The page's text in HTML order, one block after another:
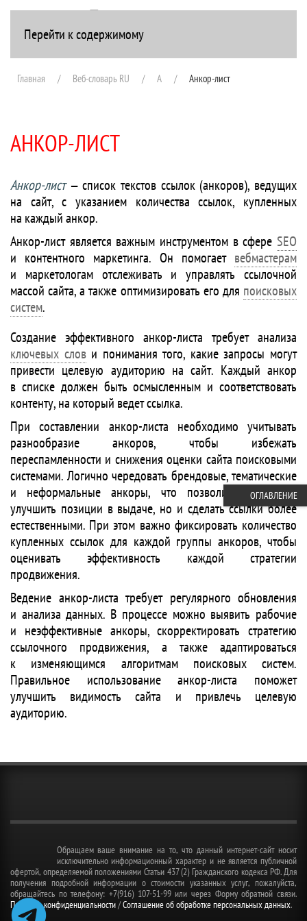
Перейти к содержимому+7(916) 107-51-99
Главная Веб-словарь RU А Анкор-лист
АНКОР-ЛИСТ
Анкор-лист— список текстов ссылок (анкоров), ведущих
на сайт, с указанием количества ссылок, купленных
на каждый анкор.
Анкор-лист является важным инструментом в сфере SEO
и контентного маркетинга. Он помогает вебмастерам
и маркетологам отслеживать и управлять ссылочной
массой сайта, а также оптимизировать его для поисковых
систем.
Создание эффективного анкор-листа требует анализа
ключевых слови понимания того, какие запросы могут
привести целевую аудиторию на сайт. Каждый анкор
в списке должен быть осмысленным и соответствовать
контенту, на который ведет ссылка.
При составлении анкор-листа необходимо учитывать
разнообразие анкоров, чтобы избежать
переспамленности и снижения оценки сайта поисковыми
системами. Логично чередовать брендовые, тематические
и неформальные анкоры, что позволит не только
улучшить позиции в выдаче, но и сделать ссылки более
естественными. При этом важно фиксировать количество
купленных ссылок для каждой группы анкоров, чтобы
оценивать эффективность каждой стратегии
продвижения.
Ведение анкор-листа требует регулярного обновления
и анализа данных. В процессе можно выявить рабочие
и неэффективные анкоры, скорректировать стратегию
ссылочного продвижения, а также адаптироваться
к изменяющимся алгоритмам поисковых систем.
Правильное использование анкор-листа поможет
улучшить видимость сайта и привлечь целевую
аудиторию.
Обращаем ваше внимание на то, что данный интернет-сайт носит
исключительно информационный характер и не является публичной
офертой, определяемой положениями Статьи 437 (2) Гражданского кодекса РФ. Для
получения подробной информации о стоимости указанных услуг, пожалуйста,
обращайтесь по телефону: +7(916) 107-51-99 или через Форму обратной связи.
Политика конфиденциальности/Соглашение об обработке персональных данных.
ОГЛАВЛЕНИЕ